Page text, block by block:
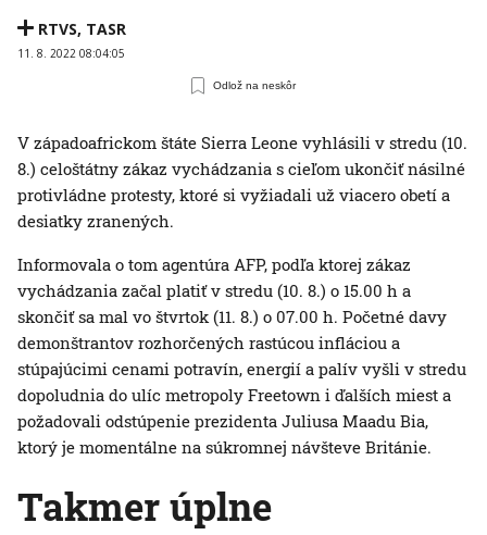
RTVS, TASR
11. 8. 2022 08:04:05
Odlož na neskôr
V západoafrickom štáte Sierra Leone vyhlásili v stredu (10.
8.) celoštátny zákaz vychádzania s cieľom ukončiť násilné
protivládne protesty, ktoré si vyžiadali už viacero obetí a
desiatky zranených.
Informovala o tom agentúra AFP, podľa ktorej zákaz
vychádzania začal platiť v stredu (10. 8.) o 15.00 h a
skončiť sa mal vo štvrtok (11. 8.) o 07.00 h. Početné davy
demonštrantov rozhorčených rastúcou infláciou a
stúpajúcimi cenami potravín, energií a palív vyšli v stredu
dopoludnia do ulíc metropoly Freetown i ďalších miest a
požadovali odstúpenie prezidenta Juliusa Maadu Bia,
ktorý je momentálne na súkromnej návšteve Británie.
Takmer úplne